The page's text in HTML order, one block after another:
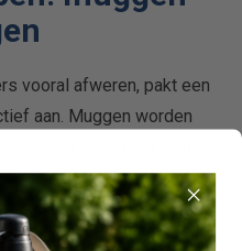
vooral afweren, pakt een
aan. Muggen worden
veranda's en
een uitstekende